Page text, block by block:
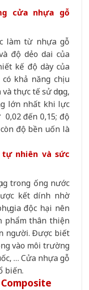
cửa nhựa gỗ
làm từ nhựa gỗ
độ dẻo dai của
kế độ dày của
khả năng chịu
thực tế sử dụng,
lớn nhất khi lực
đến 0,15; độ
độ bền uốn là
nhiên và sức
trong ống nước
kết dính nhờ
gia độc hại nên
phẩm thân thiện
người. Được biết
vào môi trường
… Cửa nhựa gỗ
biến.